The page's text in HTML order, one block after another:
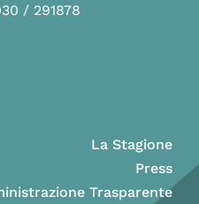
/ 291878
La Stagione
Press
Trasparente